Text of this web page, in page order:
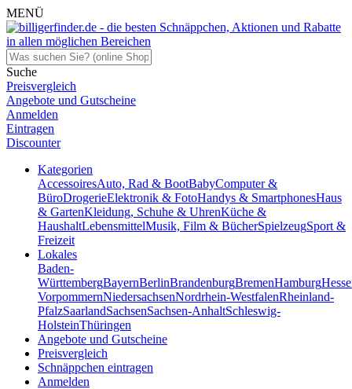
MENÜ
Suche
Preisvergleich
Angebote und Gutscheine
Anmelden
Eintragen
Discounter
Kategorien
AccessoiresAuto, Rad & BootBabyComputer &
BüroDrogerieElektronik & FotoHandys & SmartphonesHaus
& GartenKleidung, Schuhe & UhrenKüche &
HaushaltLebensmittelMusik, Film & BücherSpielzeugSport &
Freizeit
Lokales
Baden-
WürttembergBayernBerlinBrandenburgBremenHamburg
VorpommernNiedersachsenNordrhein-WestfalenRheinland-
PfalzSaarlandSachsenSachsen-AnhaltSchleswig-
HolsteinThüringen
Angebote und Gutscheine
Preisvergleich
Schnäppchen eintragen
Anmelden